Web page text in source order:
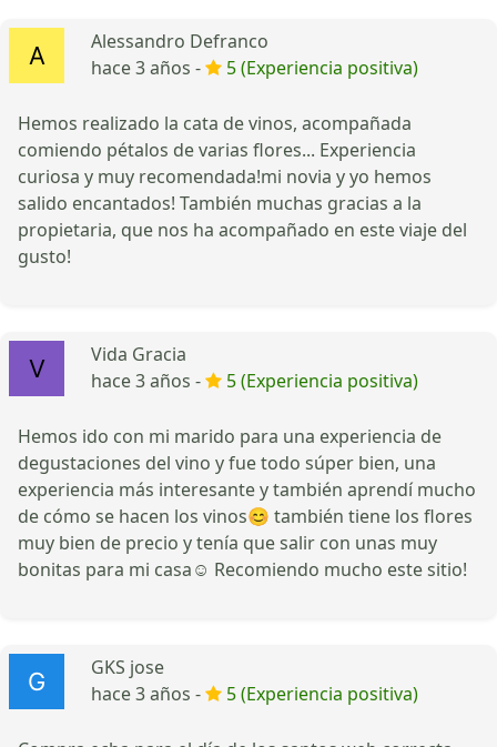
Alessandro Defranco
hace 3 años -
5 (Experiencia positiva)
Hemos realizado la cata de vinos, acompañada
comiendo pétalos de varias flores... Experiencia
curiosa y muy recomendada!mi novia y yo hemos
salido encantados! También muchas gracias a la
propietaria, que nos ha acompañado en este viaje del
gusto!
Vida Gracia
hace 3 años -
5 (Experiencia positiva)
Hemos ido con mi marido para una experiencia de
degustaciones del vino y fue todo súper bien, una
experiencia más interesante y también aprendí mucho
de cómo se hacen los vinos😊 también tiene los flores
muy bien de precio y tenía que salir con unas muy
bonitas para mi casa☺️ Recomiendo mucho este sitio!
GKS jose
hace 3 años -
5 (Experiencia positiva)